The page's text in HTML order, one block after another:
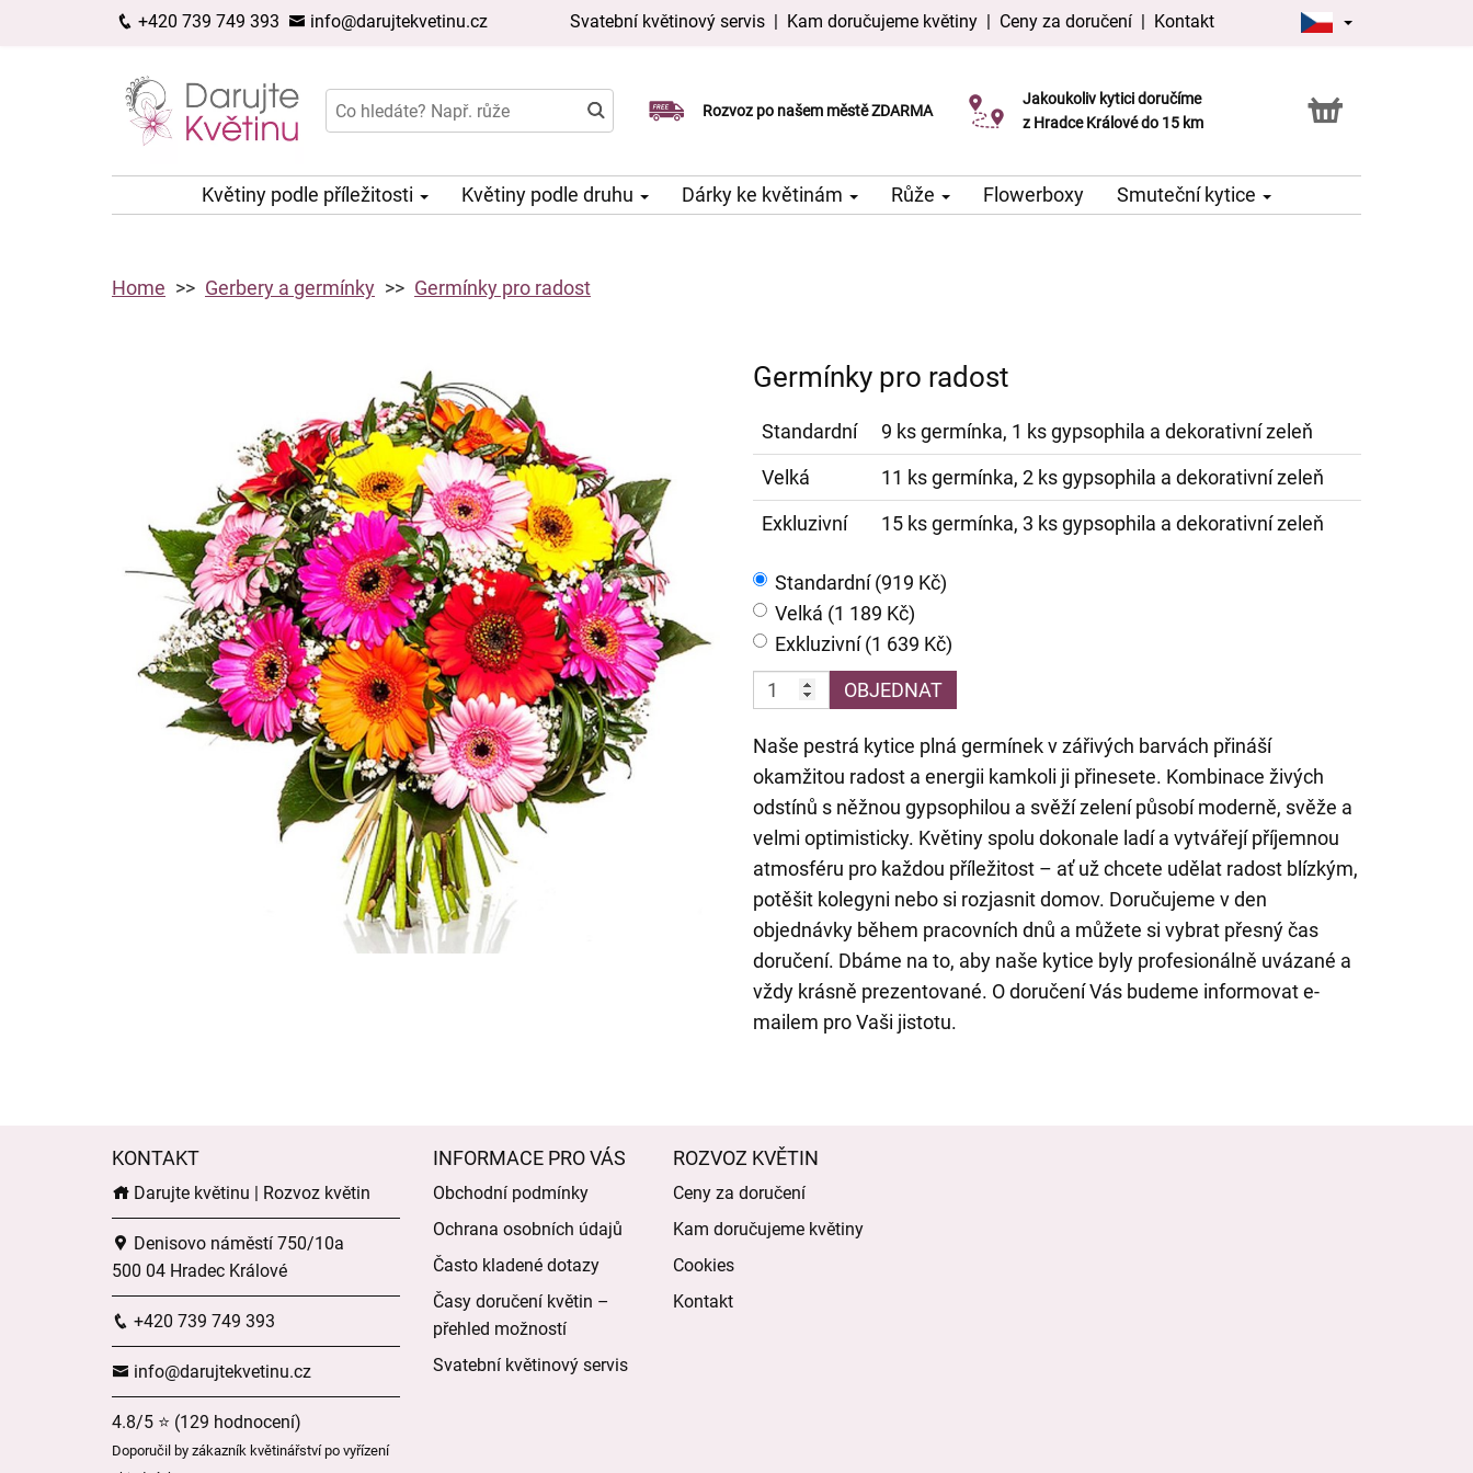
+420 739 749 393 info@darujtekvetinu.cz Svatební květinový servis | Kam doručujeme květiny | Ceny za doručení | Kontakt
Rozvoz po našem městě ZDARMA
Doručujeme již v den objednávky
Možný výběr času a dne doručení
Jakoukoliv kytici doručíme
z Hradce Králové do 15 km
Možnost vyzvednout v naší květince
Květiny podle příležitosti Květiny podle druhu Dárky ke květinám Růže Flowerboxy Smuteční kytice
Home Gerbery a germínky Germínky pro radost
Germínky pro radost
Standardní
9 ks germínka, 1 ks gypsophila a dekorativní zeleň
Velká
11 ks germínka, 2 ks gypsophila a dekorativní zeleň
Exkluzivní
15 ks germínka, 3 ks gypsophila a dekorativní zeleň
Standardní (919 Kč)
Velká (1 189 Kč)
Exkluzivní (1 639 Kč)
OBJEDNAT
Naše pestrá kytice plná germínek v zářivých barvách přináší
okamžitou radost a energii kamkoli ji přinesete. Kombinace živých
odstínů s něžnou gypsophilou a svěží zelení působí moderně, svěže a
velmi optimisticky. Květiny spolu dokonale ladí a vytvářejí příjemnou
atmosféru pro každou příležitost – ať už chcete udělat radost blízkým,
potěšit kolegyni nebo si rozjasnit domov. Doručujeme v den
objednávky během pracovních dnů a můžete si vybrat přesný čas
doručení. Dbáme na to, aby naše kytice byly profesionálně uvázané a
vždy krásně prezentované. O doručení Vás budeme informovat e-
mailem pro Vaši jistotu.
KONTAKT
Darujte květinu | Rozvoz květin
Denisovo náměstí 750/10a
500 04 Hradec Králové
+420 739 749 393
info@darujtekvetinu.cz
4.8/5 ⭐ (129 hodnocení)
Doporučil by zákazník květinářství po vyřízení
INFORMACE PRO VÁS
Obchodní podmínky
Ochrana osobních údajů
Často kladené dotazy
Časy doručení květin –
přehled možností
Svatební květinový servis
ROZVOZ KVĚTIN
Ceny za doručení
Kam doručujeme květiny
Cookies
Kontakt